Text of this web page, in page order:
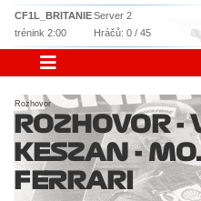
CF1L_BRITANIEServer 2
trénink 2:00
Hráčů: 0 / 45
Rozhovor
ROZHOVOR -
KESZAN -
FERRARI